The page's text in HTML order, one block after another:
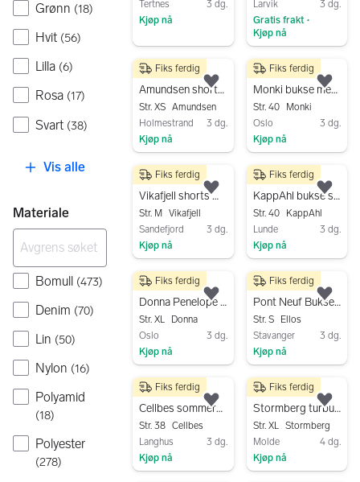
Grønn (18)
Hvit (56)
Lilla (6)
Rosa (17)
Svart (38)
Vis alle
Materiale
Bomull (473)
Denim (70)
Lin (50)
Nylon (16)
Polyamid
(18)
Polyester
(278)
Tertnes
3 dg.
Kjøp nå
Gå til annonsen
Larvik
3 dg.
Gratis frakt •
Kjøp nå
1 300 kr
Amundsen shorts XS flerfarget bomull
Str. XS Amundsen
Holmestrand
3 dg.
Kjøp nå
Fiks ferdig
Legg til som favoritt.
150 kr
Monki bukse med mønster str 40 flerfarget
Str. 40
Monki
Oslo
3 dg.
Kjøp nå
Fiks ferdig
200 kr
Vikafjell shorts M flerfarget dame
Str. M
Vikafjell
Sandefjord
3 dg.
Kjøp nå
Fiks ferdig
Legg til som favoritt.
100 kr
KappAhl bukse str 40 flerfarget viskose dame og Only bukse med elastan str L
Str. 40
KappAhl
Lunde
3 dg.
Kjøp nå
Fiks ferdig
130 kr
Donna Penelope bukse flerfarget polyester dame XL
Str. XL
Donna
Oslo
3 dg.
Kjøp nå
Fiks ferdig
Legg til som favoritt.
80 kr
Pont Neuf Bukser Flerfarget S
Str. S
Ellos
Stavanger
3 dg.
Kjøp nå
Fiks ferdig
85 kr
Cellbes sommerbukse 3/4 lengde, str 38 flerfarget viskose
Str. 38 Cellbes
Langhus
3 dg.
Kjøp nå
Fiks ferdig
Legg til som favoritt.
100 kr
Stormberg turbukse XL flerfarget dame
Str. XL Stormberg
Molde
4 dg.
Kjøp nå
Fiks ferdig